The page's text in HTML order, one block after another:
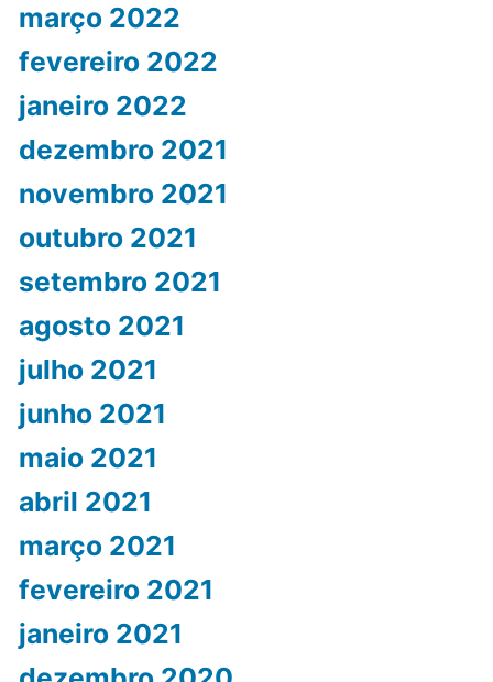
março 2022
fevereiro 2022
janeiro 2022
dezembro 2021
novembro 2021
outubro 2021
setembro 2021
agosto 2021
julho 2021
junho 2021
maio 2021
abril 2021
março 2021
fevereiro 2021
janeiro 2021